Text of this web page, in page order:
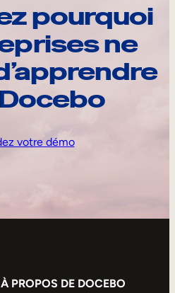
pourquoi
ne
votre démo
PROPOS DE DOCEBO